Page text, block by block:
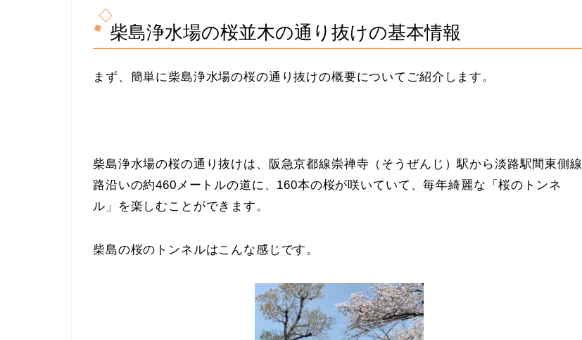
柴島浄水場の桜並木の通り抜けの基本情報
まず、簡単に柴島浄水場の桜の通り抜けの概要についてご紹介します。
柴島浄水場の桜の通り抜けは、阪急京都線崇禅寺（そうぜんじ）駅から淡路駅間東側線
路沿いの約460メートルの道に、160本の桜が咲いていて、毎年綺麗な「桜のトンネ
ル」を楽しむことができます。
柴島の桜のトンネルはこんな感じです。